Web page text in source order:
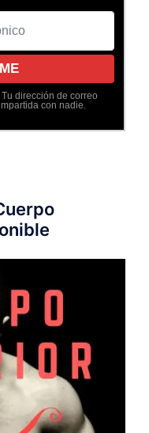
dirección de correo
con nadie.